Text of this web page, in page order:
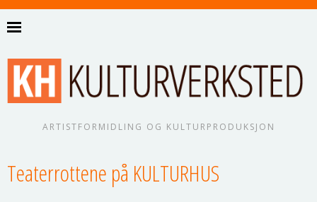
ARTISTFORMIDLING OG KULTURPRODUKSJON
Teaterrottene på KULTURHUS